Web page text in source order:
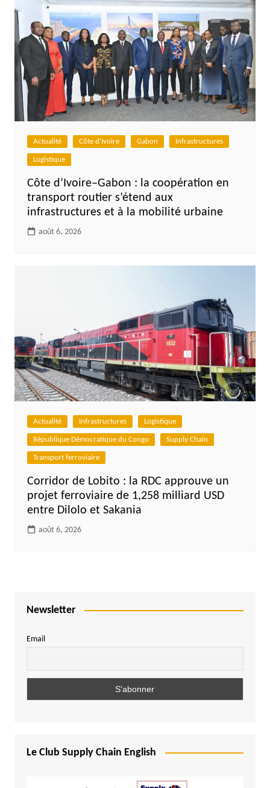
Actualité Côte d'Ivoire Gabon Infrastructures
Logistique
Côte d’Ivoire–Gabon : la coopération en
transport routier s’étend aux
infrastructures et à la mobilité urbaine
août 6, 2026
Actualité Infrastructures Logistique
République Démocratique du Congo Supply Chain
Transport ferroviaire
Corridor de Lobito : la RDC approuve un
projet ferroviaire de 1,258 milliard USD
entre Dilolo et Sakania
août 6, 2026
Newsletter
Email
Le Club Supply Chain English